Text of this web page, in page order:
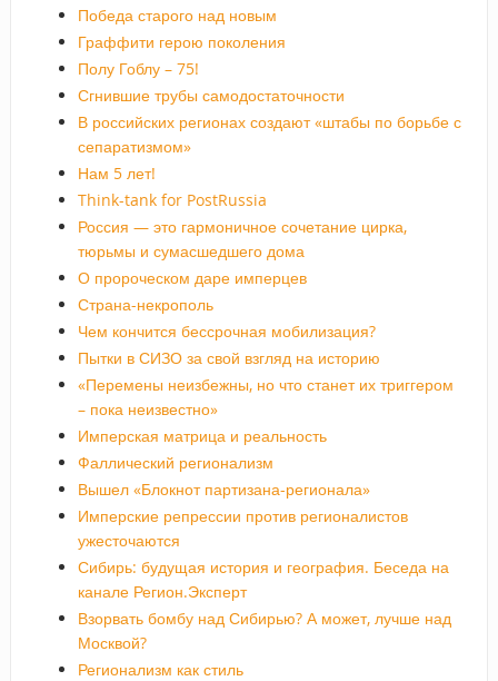
Победа старого над новым
Граффити герою поколения
Полу Гоблу – 75!
Сгнившие трубы самодостаточности
В российских регионах создают «штабы по борьбе с
сепаратизмом»
Нам 5 лет!
Think-tank for PostRussia
Россия — это гармоничное сочетание цирка,
тюрьмы и сумасшедшего дома
О пророческом даре имперцев
Страна-некрополь
Чем кончится бессрочная мобилизация?
Пытки в СИЗО за свой взгляд на историю
«Перемены неизбежны, но что станет их триггером
– пока неизвестно»
Имперская матрица и реальность
Фаллический регионализм
Вышел «Блокнот партизана-регионала»
Имперские репрессии против регионалистов
ужесточаются
Сибирь: будущая история и география. Беседа на
канале Регион.Эксперт
Взорвать бомбу над Сибирью? А может, лучше над
Москвой?
Регионализм как стиль